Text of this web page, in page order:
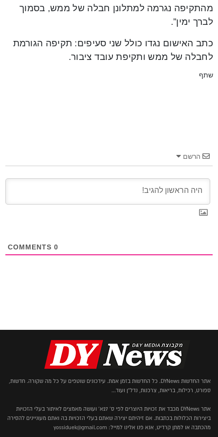
מהתקיפה נגרמה למתלונן חבלה של ממש, בסמוך
לברך ימין”.
כתב האישום נגדו כולל שני סעיפים: תקיפה הגורמת
לחבלה של ממש ותקיפת עובד ציבור.
שתף
הרשם
0
אתר החדשות DYNews. כל החדשות בזמן אמת. עידכונים שוטפים על כל מה שקורה. חדשות,
ספורט, רכילות, בריאות, צרכנות, נדל"ן ועוד...
אתר DYNews מכבד את זכויות היוצרים לפי ס' 27א' ועושה מאמצים לאיתור בעלי הזכויות
ביצירות הכלולות בכתבות. אם זיהיתם יצירה שאתם בעלי הזכויות בה ואתם מעוניינים להסירה
מהכתבה או למתן קרדיט, אנא פנו אלינו למייל: yossiduek@gmail.com